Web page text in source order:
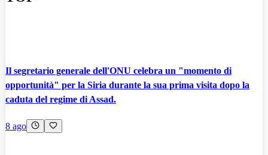
Il segretario generale dell'ONU celebra un "momento di
opportunità" per la Siria durante la sua prima visita dopo la
caduta del regime di Assad.
8 ago